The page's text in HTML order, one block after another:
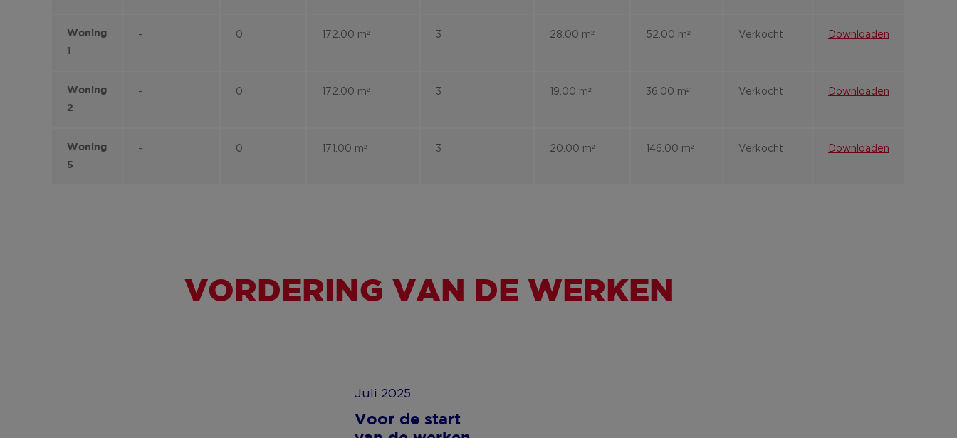
Woning
1
- 0 172.00 m² 3 28.00 m² 52.00 m² Verkocht Downloaden
Woning
2
- 0 172.00 m² 3 19.00 m² 36.00 m² Verkocht Downloaden
Woning
5
- 0 171.00 m² 3 20.00 m² 146.00 m² Verkocht Downloaden
VORDERING VAN DE WERKEN
Juli 2025
Voor de start